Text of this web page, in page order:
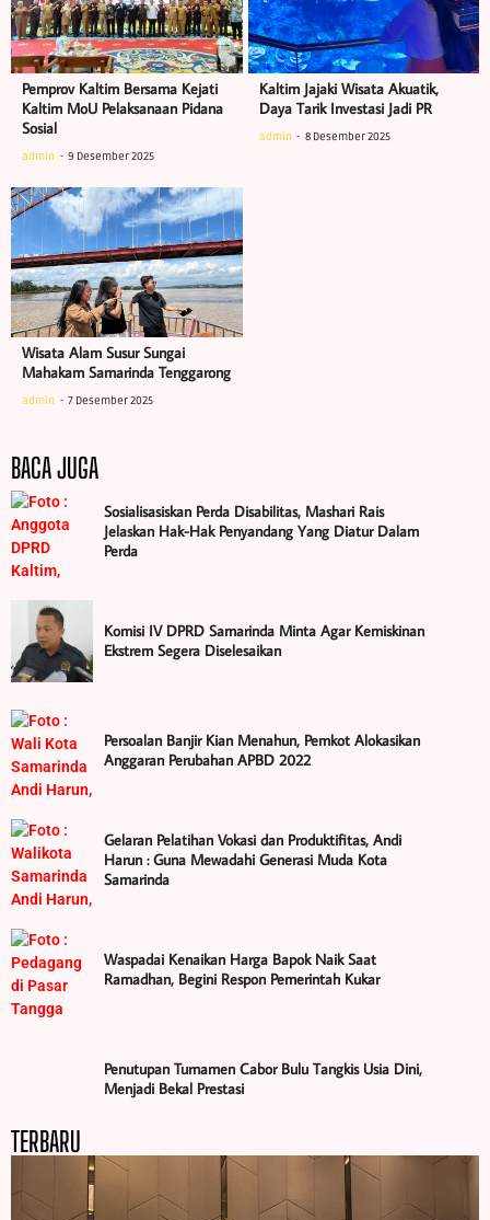
Pemprov Kaltim Bersama Kejati
Kaltim MoU Pelaksanaan Pidana
Sosial
admin 9 Desember 2025
Kaltim Jajaki Wisata Akuatik,
Daya Tarik Investasi Jadi PR
admin 8 Desember 2025
Wisata Alam Susur Sungai
Mahakam Samarinda Tenggarong
admin 7 Desember 2025
BACA JUGA
Sosialisasiskan Perda Disabilitas, Mashari Rais
Jelaskan Hak-Hak Penyandang Yang Diatur Dalam
Perda
Komisi IV DPRD Samarinda Minta Agar Kemiskinan
Ekstrem Segera Diselesaikan
Persoalan Banjir Kian Menahun, Pemkot Alokasikan
Anggaran Perubahan APBD 2022
Gelaran Pelatihan Vokasi dan Produktifitas, Andi
Harun : Guna Mewadahi Generasi Muda Kota
Samarinda
Waspadai Kenaikan Harga Bapok Naik Saat
Ramadhan, Begini Respon Pemerintah Kukar
Penutupan Turnamen Cabor Bulu Tangkis Usia Dini,
Menjadi Bekal Prestasi
TERBARU